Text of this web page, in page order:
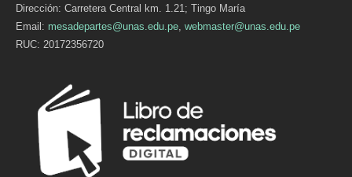
Dirección: Carretera Central km. 1.21; Tingo María
Email: mesadepartes@unas.edu.pe, webmaster@unas.edu.pe
RUC: 20172356720